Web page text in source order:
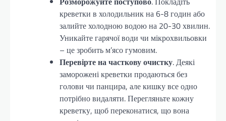
креветки в холодильник на 6-8 годин або
залийте холодною водою на 20-30 хвилин.
Уникайте гарячої води чи мікрохвильовки
– це зробить м’ясо гумовим.
Перевірте на часткову очистку. Деякі
заморожені креветки продаються без
голови чи панцира, але кишку все одно
потрібно видаляти. Перегляньте кожну
креветку, щоб переконатися, що вона